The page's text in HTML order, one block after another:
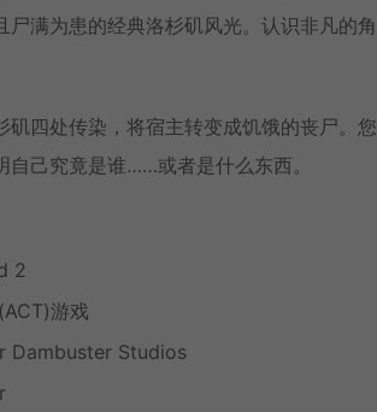
尸满为患的经典洛杉矶风光。认识非凡的
矶四处传染，将宿主转变成饥饿的丧尸。
自己究竟是谁……或者是什么东西。
2
游戏
Dambuster Studios